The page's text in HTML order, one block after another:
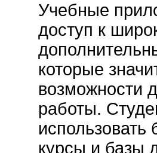
Учебные
доступ к
которые
возможности
работы.
использовать
курсы и базы